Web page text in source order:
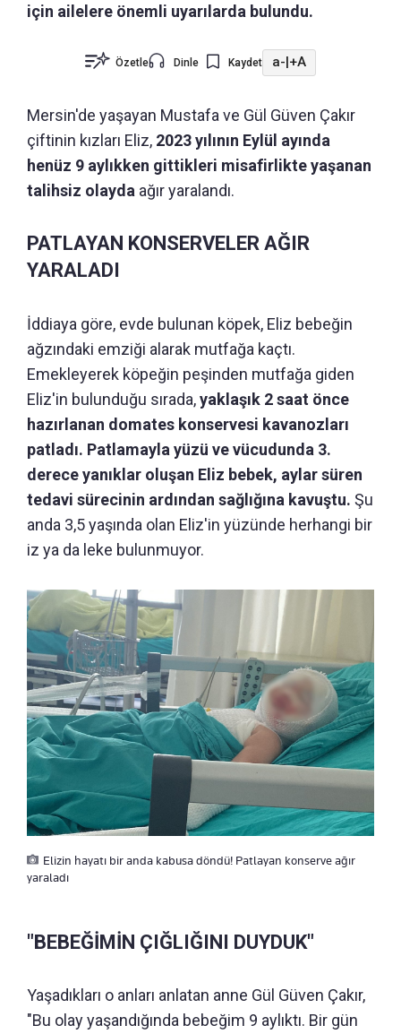
için ailelere önemli uyarılarda bulundu.
Özetle Dinle Kaydet a- +A
Mersin'de yaşayan Mustafa ve Gül Güven Çakır
çiftinin kızları Eliz, 2023 yılının Eylül ayında
henüz 9 aylıkken gittikleri misafirlikte yaşanan
talihsiz olayda ağır yaralandı.
PATLAYAN KONSERVELER AĞIR
YARALADI
İddiaya göre, evde bulunan köpek, Eliz bebeğin
ağzındaki emziği alarak mutfağa kaçtı.
Emekleyerek köpeğin peşinden mutfağa giden
Eliz'in bulunduğu sırada,yaklaşık 2 saat önce
hazırlanan domates konservesi kavanozları
patladı. Patlamayla yüzü ve vücudunda 3.
derece yanıklar oluşan Eliz bebek, aylar süren
tedavi sürecinin ardından sağlığına kavuştu. Şu
anda 3,5 yaşında olan Eliz'in yüzünde herhangi bir
iz ya da leke bulunmuyor.
Elizin hayatı bir anda kabusa döndü! Patlayan konserve ağır
yaraladı
"BEBEĞİMİN ÇIĞLIĞINI DUYDUK"
Yaşadıkları o anları anlatan anne Gül Güven Çakır,
"Bu olay yaşandığında bebeğim 9 aylıktı. Bir gün